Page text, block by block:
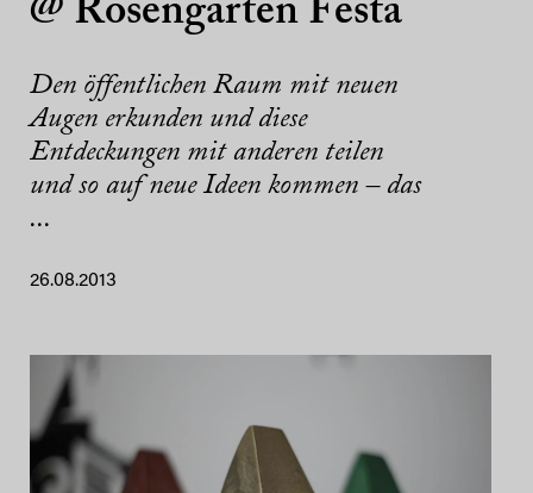
@ Rosengarten Festa
Den öffentlichen Raum mit neuen
Augen erkunden und diese
Entdeckungen mit anderen teilen
und so auf neue Ideen kommen – das
...
26.08.2013